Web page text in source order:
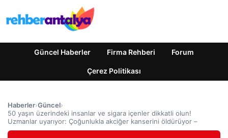
Güncel Haberler Firma Rehberi Forum
Çerez Politikası
Haberler›Güncel›
50 yaşın üzerindeki insanlar ve sigara içenler dikkatli olun!
Uzmanlar uyarıyor: Çoğunlukla akciğer kanserini öldürüyor –